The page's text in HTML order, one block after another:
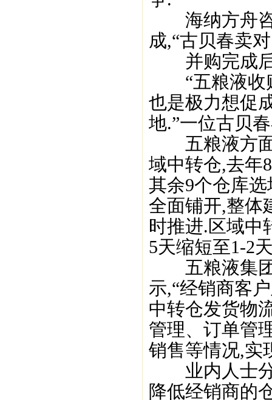
海纳方舟咨
成,“古贝春卖
并购完成后
“五粮液收
也是极力想促
地.”一位古贝
五粮液方面
域中转仓,去年
其余9个仓库
全面铺开,整体
时推进.区域中
5天缩短至1-2
五粮液集团
示,“经销商客
中转仓发货物
管理、订单管
销售等情况,实
业内人士分
降低经销商的